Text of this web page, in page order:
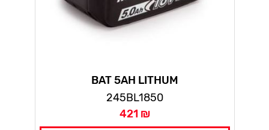
BAT 5AH LITHUM
245BL1850
421 ₪